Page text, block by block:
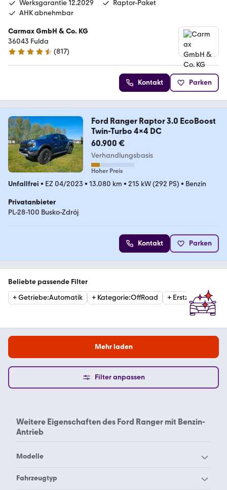
Werksgarantie 12.2029
Raptor-Paket
AHK abnehmbar
Carmax GmbH & Co. KG
36043 Fulda
4.6 Sterne
(817)
Kontakt Parken
Ford Ranger Raptor 3.0 EcoBoost
Twin-Turbo 4x4 DC
60.900 €
Verhandlungsbasis
Hoher Preis
Unfallfrei • EZ 04/2023 • 13.080 km • 215 kW (292 PS) • Benzin
Privatanbieter
PL-28-100 Busko-Zdrój
Kontakt Parken
Beliebte passende Filter
+Getriebe:Automatik + Kategorie:OffRoad + Erstzulassung
Mehr laden
Filter anpassen
Weitere Eigenschaften des Ford Ranger mit Benzin-
Antrieb
Modelle
Ford Aerostar
Fahrzeugtyp